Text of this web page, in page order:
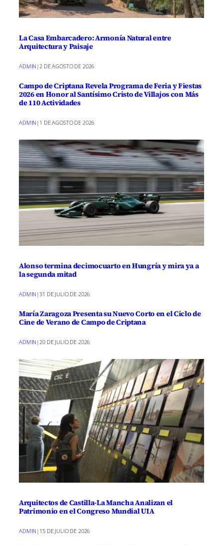
La Casa Embarcadero: Armonía Natural entre
Arquitectura y Paisaje
ADMIN | 2 DE AGOSTO DE 2026
Campo de Criptana Revela Programa de Feria y Fiestas
2026 en Honor al Santísimo Cristo de Villajos con Más
de 110 Actividades
ADMIN | 1 DE AGOSTO DE 2026
Alonso termina decimocuarto en Hungría y mira ya a
la segunda mitad
ADMIN |31 DE JULIO DE 2026
María Zaragoza Presenta su Nuevo Corto en el Ciclo de
Cine de Verano de Campo de Criptana
ADMIN |20 DE JULIO DE 2026
Arquitectos de Castilla-La Mancha Analizan el
Patrimonio en el Congreso Mundial UIA
ADMIN | 15 DE JULIO DE 2026